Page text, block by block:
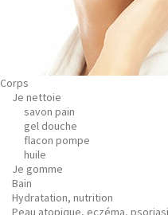
Corps
Je nettoie
savon pain
gel douche
flacon pompe
huile
Je gomme
Bain
Hydratation, nutrition
Peau atopique, eczéma,